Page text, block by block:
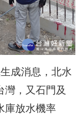
成消息，北水
灣，又石門及
庫放水機率